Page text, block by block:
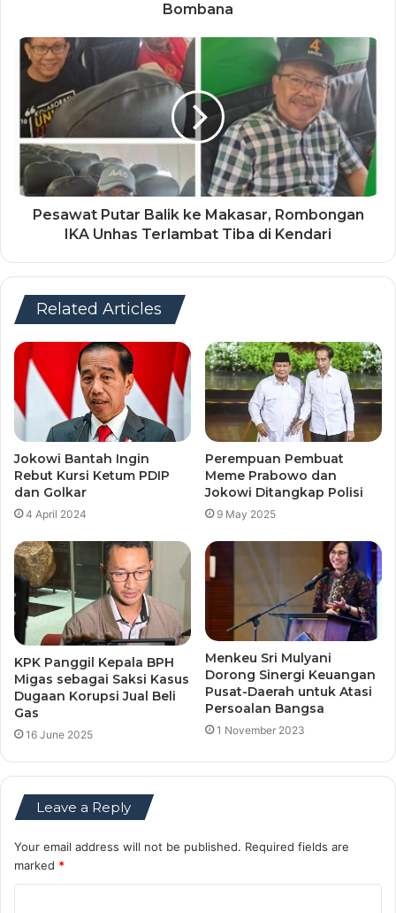
Bombana
Pesawat Putar Balik ke Makasar, Rombongan
IKA Unhas Terlambat Tiba di Kendari
Related Articles
Jokowi Bantah Ingin
Rebut Kursi Ketum PDIP
dan Golkar
4 April 2024
Perempuan Pembuat
Meme Prabowo dan
Jokowi Ditangkap Polisi
9 May 2025
KPK Panggil Kepala BPH
Migas sebagai Saksi Kasus
Dugaan Korupsi Jual Beli
Gas
16 June 2025
Menkeu Sri Mulyani
Dorong Sinergi Keuangan
Pusat-Daerah untuk Atasi
Persoalan Bangsa
1 November 2023
Leave a Reply
Your email address will not be published. Required fields are
marked *